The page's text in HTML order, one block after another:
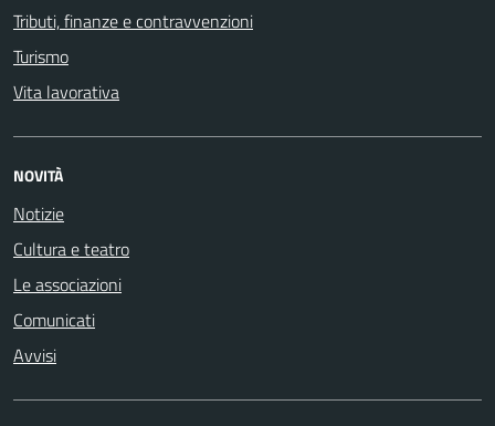
Tributi, finanze e contravvenzioni
Turismo
Vita lavorativa
NOVITÀ
Notizie
Cultura e teatro
Le associazioni
Comunicati
Avvisi